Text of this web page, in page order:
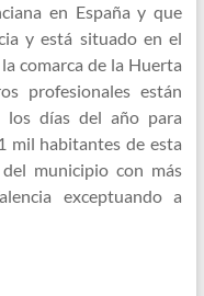
en España y que
y está situado en el
comarca de la Huerta
profesionales están
días del año para
mil habitantes de esta
municipio con más
exceptuando a